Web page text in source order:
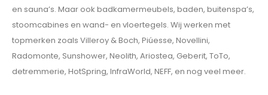
geworden op het gebied van complete badkamers, keukens
en sauna’s. Maar ook badkamermeubels, baden, buitenspa’s,
stoomcabines en wand- en vloertegels. Wij werken met
topmerken zoals Villeroy & Boch, Piúesse, Novellini,
Radomonte, Sunshower, Neolith, Ariostea, Geberit, ToTo,